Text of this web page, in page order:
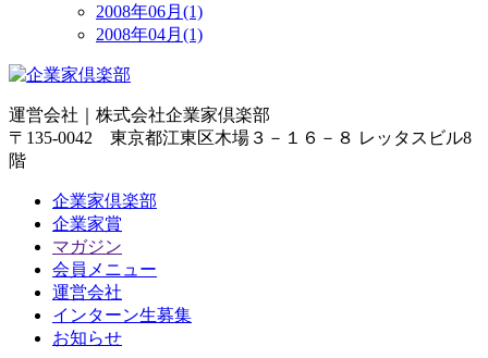
2008年06月(1)
2008年04月(1)
運営会社｜ 株式会社企業家倶楽部
〒135-0042 東京都江東区木場３－１６－８ レッタスビル8
階
企業家倶楽部
企業家賞
マガジン
会員メニュー
運営会社
インターン生募集
お知らせ